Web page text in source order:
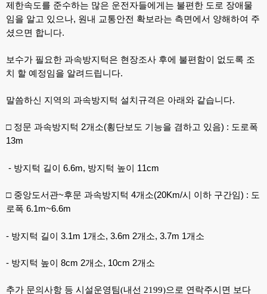
제한속도를 준수하는 많은 운전자들에게는 불편한 도로 장애물
임을 알고 있으나, 원내 교통안전 확보라는 측면에서 양해하여 주
셨으면 합니다.
보수가 필요한 과속방지턱은 현장조사 후에 불편함이 없도록 조
치 할 예정임을 알려드립니다.
말씀하신 지역의 과속방지턱 설치규격은 아래와 같습니다.
□ 정문 과속방지턱 2개소(횡단보도 기능을 겸하고 있음) : 도로폭
13m
- 방지턱 길이 6.6m, 방지턱 높이 11cm
□ 중앙도서관~후문 과속방지턱 4개소(20Km/시 이하 구간임) : 도
로폭 6.1m~6.6m
- 방지턱 길이 3.1m 1개소, 3.6m 2개소, 3.7m 1개소
- 방지턱 높이 8cm 2개소, 10cm 2개소
추가 문의사항 등 시설운영팀(내선 2199)으로 연락주시면 보다